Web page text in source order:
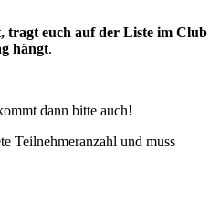
tragt euch auf der Liste im Club
hängt.
dann bitte auch!
Teilnehmeranzahl und muss